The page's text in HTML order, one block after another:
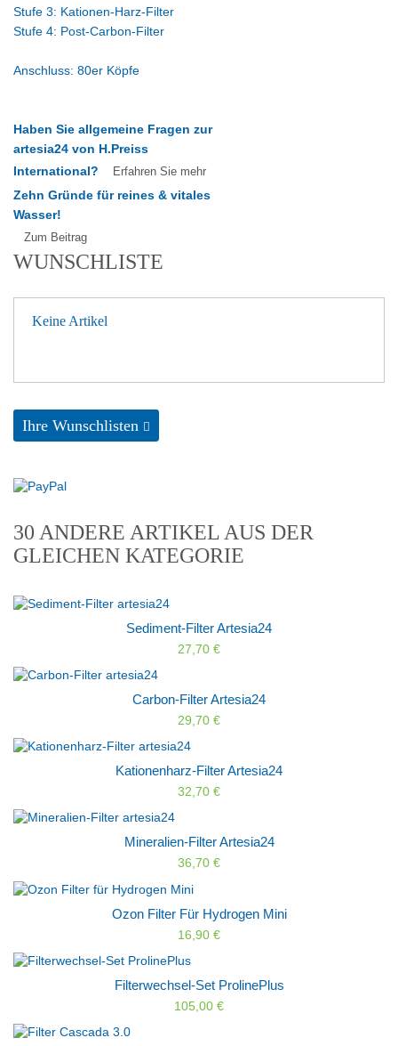
Stufe 3: Kationen-Harz-Filter
Stufe 4: Post-Carbon-Filter
Anschluss: 80er Köpfe
Haben Sie allgemeine Fragen zur
artesia24 von H.Preiss
International?
Erfahren Sie mehr
Zehn Gründe für reines & vitales
Wasser!
Zum Beitrag
WUNSCHLISTE
Keine Artikel
Ihre Wunschlisten
30 ANDERE ARTIKEL AUS DER
GLEICHEN KATEGORIE
Sediment-Filter Artesia24
27,70 €
Carbon-Filter Artesia24
29,70 €
Kationenharz-Filter Artesia24
32,70 €
Mineralien-Filter Artesia24
36,70 €
Ozon Filter Für Hydrogen Mini
16,90 €
Filterwechsel-Set ProlinePlus
105,00 €